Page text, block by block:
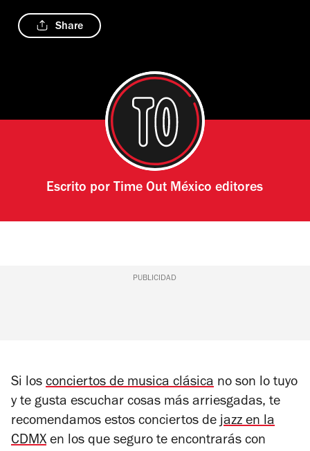
Share
Escrito por Time Out México editores
PUBLICIDAD
Si los conciertos de musica clásica no son lo tuyo
y te gusta escuchar cosas más arriesgadas, te
recomendamos estos conciertos de jazz en la
CDMX en los que seguro te encontrarás con